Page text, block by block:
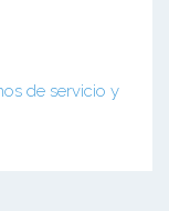
de servicio y